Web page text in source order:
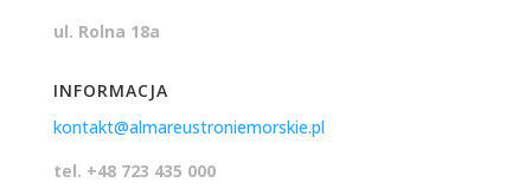
ul. Rolna 18a
INFORMACJA
kontakt@almareustroniemorskie.pl
tel. +48 723 435 000